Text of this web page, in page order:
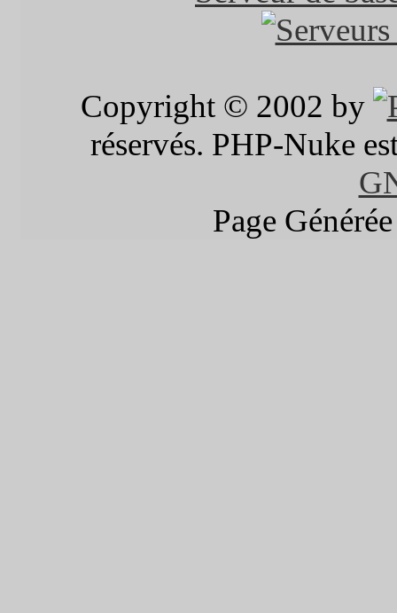
Copyright © 2002 by
réservés. PHP-Nuke
Page